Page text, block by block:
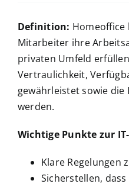
Definition: Homeoffice
Mitarbeiter ihre
privaten Umfeld
Vertraulichkeit,
gewährleistet sowie die
werden.
Wichtige Punkte zur
Klare Regelungen
Sicherstellen,